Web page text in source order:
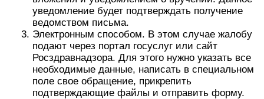
уведомление будет подтверждать получение
ведомством письма.
Электронным способом. В этом случае жалобу
подают через портал госуслуг или сайт
Росздравнадзора. Для этого нужно указать все
необходимые данные, написать в специальном
поле свое обращение, прикрепить
подтверждающие файлы и отправить форму.